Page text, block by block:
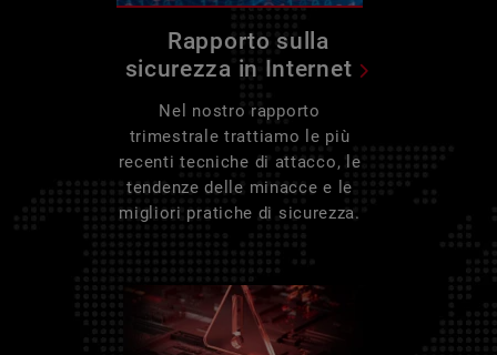
Rapporto sulla
sicurezza in Internet
Nel nostro rapporto
trimestrale trattiamo le più
recenti tecniche di attacco, le
tendenze delle minacce e le
migliori pratiche di sicurezza.